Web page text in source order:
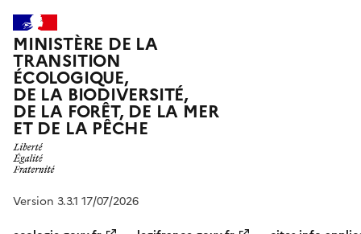
MINISTÈRE DE LA
TRANSITION
ÉCOLOGIQUE,
DE LA BIODIVERSITÉ,
DE LA FORÊT, DE LA MER
ET DE LA PÊCHE
Version 3.3.1 17/07/2026